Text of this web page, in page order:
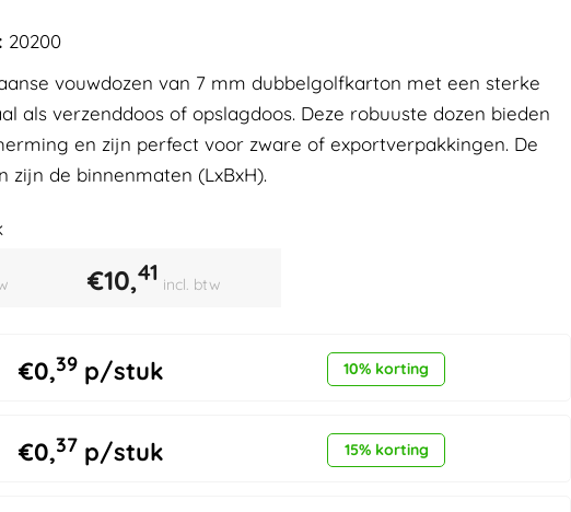
20200
vouwdozen van 7 mm dubbelgolfkarton met een sterke
als verzenddoos of opslagdoos. Deze robuuste dozen bieden
en zijn perfect voor zware of exportverpakkingen. De
zijn de binnenmaten (LxBxH).
€10,41 incl. btw
€0,39 p/stuk 10% korting
€0,37 p/stuk 15% korting